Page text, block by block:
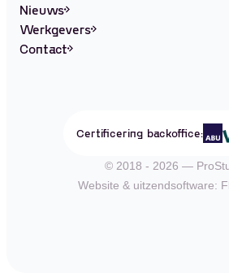
Nieuws
Werkgevers
Contact
Certificering backoffice:
© 2018 - 2026 —
Website & uitzendsoftware: